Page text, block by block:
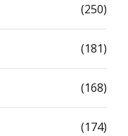
(250)
(181)
(168)
(174)